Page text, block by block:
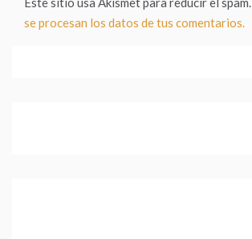
se procesan los datos de tus comentarios.